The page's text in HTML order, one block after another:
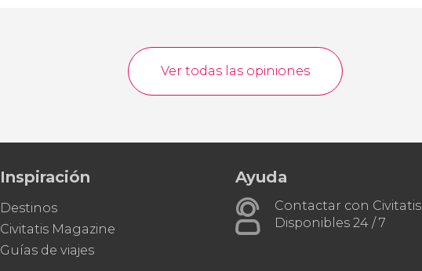
Ver todas las opiniones
Inspiración
Destinos
Civitatis Magazine
Guías de viajes
Ayuda
Contactar con Civitatis
Disponibles 24 / 7